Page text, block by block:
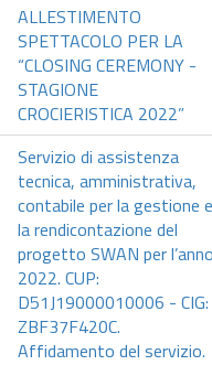
ALLESTIMENTO
SPETTACOLO PER LA
“CLOSING CEREMONY -
STAGIONE
CROCIERISTICA 2022”
Servizio di assistenza
tecnica, amministrativa,
contabile per la gestione e
la rendicontazione del
progetto SWAN per
2022. CUP:
D51J19000010006 - CIG:
ZBF37F420C.
Affidamento del servizio.